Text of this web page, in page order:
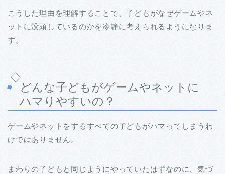
こうした理由を理解することで、子どもがなぜゲームやネ
ットに没頭しているのかを冷静に考えられるようになりま
す。
どんな子どもがゲームやネットに
ハマりやすいの？
ゲームやネットをするすべての子どもがハマってしまうわ
けではありません。
まわりの子どもと同じようにやっていたはずなのに、気づ